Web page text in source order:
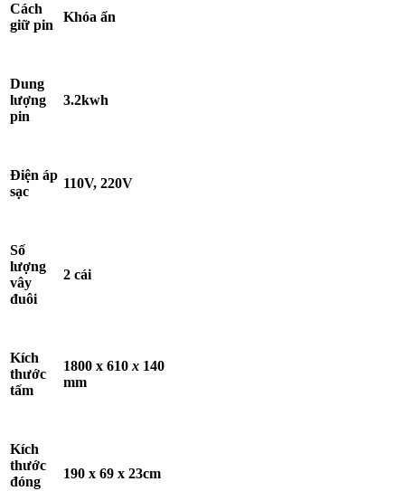
Cách
giữ pin
Khóa ẩn
Dung
lượng
pin
3.2kwh
Điện áp
sạc
110V, 220V
Số
lượng
vây
đuôi
2 cái
Kích
thước
tấm
1800 x 610 x 140
mm
Kích
thước
đóng
190 x 69 x 23cm